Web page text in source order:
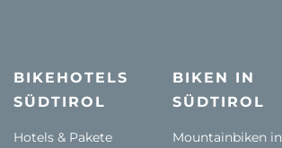
BIKEHOTELS
SÜDTIROL
Hotels & Pakete
BIKEN IN
SÜDTIROL
Mountainbiken in